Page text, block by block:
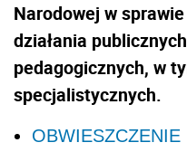
Narodowej w
działania
pedagogicznych, w
specjalistycznych.